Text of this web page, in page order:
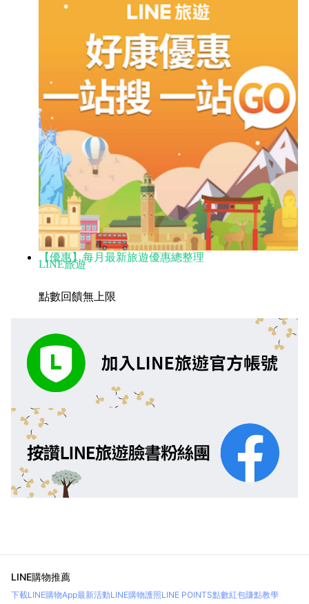
【優惠】每月最新旅遊優惠總整理
LINE旅遊
點數回饋無上限
LINE購物推薦
下載LINE購物App最新活動LINE購物護照LINE POINTS點數紅包賺點教學